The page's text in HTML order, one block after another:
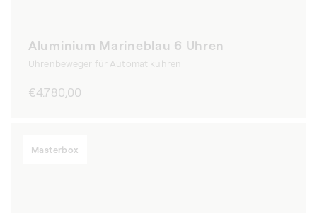
Aluminium Marineblau 6 Uhren
Uhrenbeweger für Automatikuhren
Normaler
€4.780,00
Masterbox